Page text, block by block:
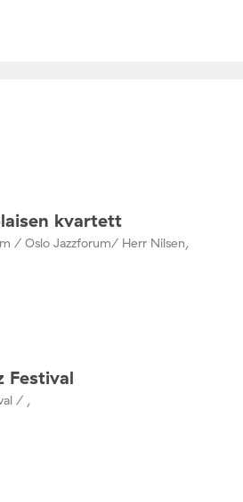
kvartett
/ Oslo Jazzforum/ Herr Nilsen,
Festival
/ ,